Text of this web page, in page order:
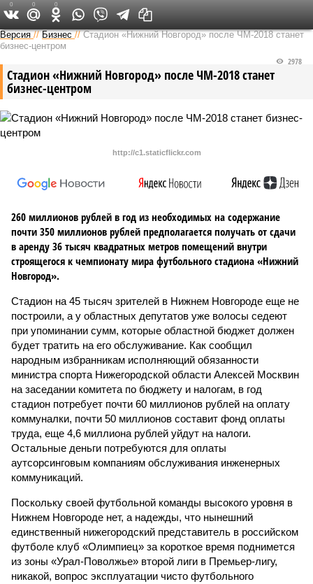
Версия в Кирове
Версия //Бизнес //Стадион «Нижний Новгород» после ЧМ-2018 станет
бизнес-центром
Стадион «Нижний Новгород» после ЧМ-2018 станет
бизнес-центром
2978
http://c1.staticflickr.com
260 миллионов рублей в год из необходимых на содержание
почти 350 миллионов рублей предполагается получать от сдачи
в аренду 36 тысяч квадратных метров помещений внутри
строящегося к чемпионату мира футбольного стадиона «Нижний
Новгород».
Стадион на 45 тысяч зрителей в Нижнем Новгороде еще не
построили, а у областных депутатов уже волосы седеют
при упоминании сумм, которые областной бюджет должен
будет тратить на его обслуживание. Как сообщил
народным избранникам исполняющий обязанности
министра спорта Нижегородской области Алексей Москвин
на заседании комитета по бюджету и налогам, в год
стадион потребует почти 60 миллионов рублей на оплату
коммуналки, почти 50 миллионов составит фонд оплаты
труда, еще 4,6 миллиона рублей уйдут на налоги.
Остальные деньги потребуются для оплаты
аутсорсинговым компаниям обслуживания инженерных
коммуникаций.
Поскольку своей футбольной команды высокого уровня в
Нижнем Новгороде нет, а надежды, что нынешний
единственный нижегородский представитель в российском
футболе клуб «Олимпиец» за короткое время поднимется
из зоны «Урал-Поволжье» второй лиги в Премьер-лигу,
никакой, вопрос эксплуатации чисто футбольного
0 0 0